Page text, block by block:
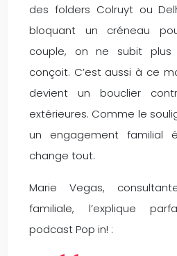
des folders Colruyt ou
bloquant un créneau
couple, on ne subit
conçoit. C’est aussi à ce
devient un bouclier
extérieures. Comme le
un engagement familial
change tout.
Marie Vegas,
familiale, l’explique
podcast Pop in! :